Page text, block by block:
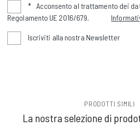
*
Acconsento al trattamento dei
Regolamento UE 2016/679.
Iscriviti alla nostra Newsletter
PRODOTTI SIMILI
La nostra selezione di